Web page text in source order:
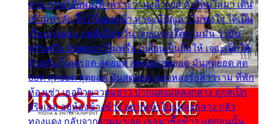
ยวน กวนโอ๊ยพอได้ เพราะว่านุ่งลีวายส์ ตัวใหม่ใส่มา เดิน
เข้ามหาลัย จิ๊กโก๊มองหน้า ท่าจะมีปัญหา ไม่พอใจ ได้เป็น
เรื่องแน่นอน แต่ฉันไม่หวั่น เลยแหลงใต้ถามมัน ว่ามัน
พรั่นพรือ มันตอบว่าไม่พรื่อ เปลี่ยนเป็นยิ้มให้ เจอะเด็กใต้
ด้วยกัน ก็เลยรอด สุดยอด สุดยอด สุดยอด มันสุดยอด สุด
ยอด สุดยอด สุดยอด มันสุดยอด แอบหลงรักสาวราม ที่พัก
ห้องเช่า เธอผิวขาวผมยาว ปากแดงแหลงกลาง ถูกสเป็ก
จริงเธอ อยู่ห้องข้างข้าง อยากเข้าไปแหลงกลาง กลัว
ทองแดง กลับจากรามมาเจอ เธอมาซื้อข้าว แต่ก่อนนั้น